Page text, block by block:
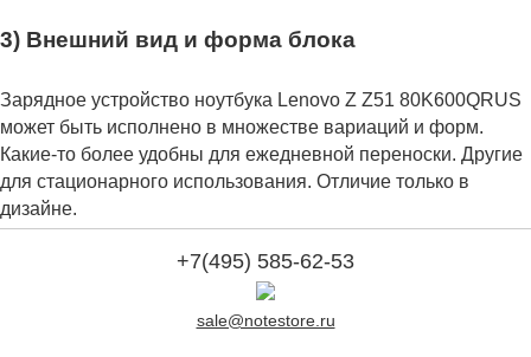
3) Внешний вид и форма блока
Зарядное устройство ноутбука Lenovo Z Z51 80K600QRUS
может быть исполнено в множестве вариаций и форм.
Какие-то более удобны для ежедневной переноски. Другие
для стационарного использования. Отличие только в
дизайне.
+7(495) 585-62-53
sale@notestore.ru